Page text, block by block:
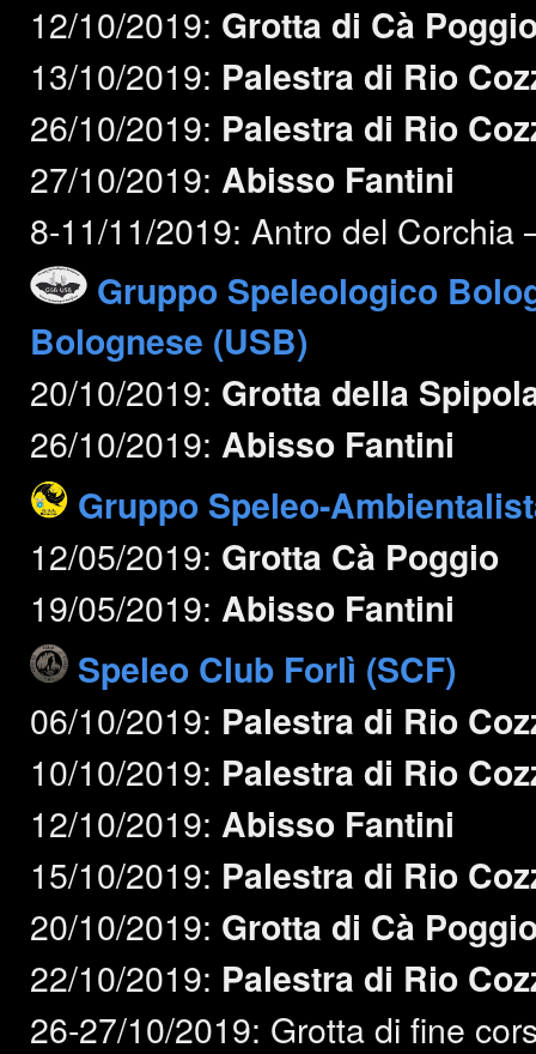
12/10/2019: Grotta di Cà
13/10/2019: Palestra di Rio
26/10/2019: Palestra di Rio
27/10/2019: Abisso Fantini
8-11/11/2019: Antro del Corchia
Gruppo Speleologico
Bolognese (USB)
20/10/2019: Grotta della
26/10/2019: Abisso Fantini
Gruppo Speleo-
12/05/2019: Grotta Cà Poggio
19/05/2019: Abisso Fantini
Speleo Club Forlì (SCF)
06/10/2019: Palestra di Rio
10/10/2019: Palestra di Rio
12/10/2019: Abisso Fantini
15/10/2019: Palestra di Rio
20/10/2019: Grotta di Cà
22/10/2019: Palestra di Rio
26-27/10/2019: Grotta di fine